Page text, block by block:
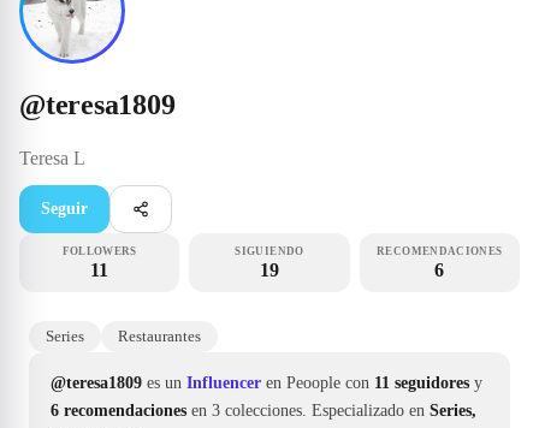
@teresa1809
Teresa L
Seguir
FOLLOWERS
11
SIGUIENDO
19
RECOMENDACIONES
6
Series Restaurantes
@teresa1809 es un Influencer en Peoople con 11 seguidores y
6 recomendaciones en 3 colecciones. Especializado en Series,